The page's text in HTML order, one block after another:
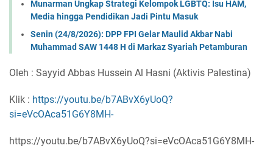
Munarman Ungkap Strategi Kelompok LGBTQ: Isu HAM,
Media hingga Pendidikan Jadi Pintu Masuk
Senin (24/8/2026): DPP FPI Gelar Maulid Akbar Nabi
Muhammad SAW 1448 H di Markaz Syariah Petamburan
Oleh : Sayyid Abbas Hussein Al Hasni (Aktivis Palestina)
Klik : https://youtu.be/b7ABvX6yUoQ?
si=eVcOAca51G6Y8MH-
https://youtu.be/b7ABvX6yUoQ?si=eVcOAca51G6Y8MH-